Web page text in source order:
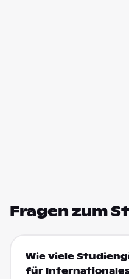
Fragen zum
Wie viele
für